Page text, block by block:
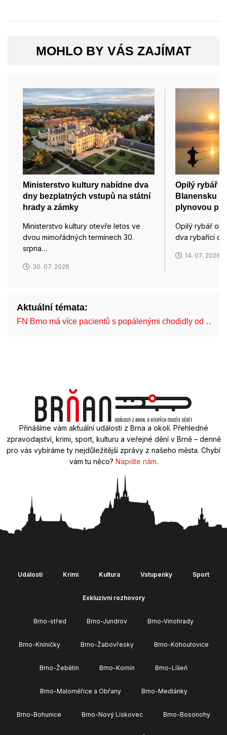
MOHLO BY VÁS ZAJÍMAT
Ministerstvo kultury nabídne dva
dny bezplatných vstupů na státní
hrady a zámky
Ministerstvo kultury otevře letos ve
dvou mimořádných termínech 30.
srpna…
30. 07. 2026
Opilý rybář
Blanensku
plynovou
Opilý rybář
dva rybařící
14. 07. 2026
Aktuální témata:
FN Brno má více pacientů s popálenými chodidly od …
Přinášíme vám aktuální události z Brna a okolí. Přehledné
zpravodajství, krimi, sport, kulturu a veřejné dění v Brně – denně
pro vás vybíráme ty nejdůležitější zprávy z našeho města. Chybí
vám tu něco? Napište nám.
Události Krimi Kultura Vstupenky Sport
Exkluzivní rozhovory
Brno-střed Brno-Jundrov Brno-Vinohrady
Brno-Kníničky Brno-Žabovřesky Brno-Kohoutovice
Brno-Žebětín Brno-Komín Brno-Líšeň
Brno-Maloměřice a Obřany Brno-Medlánky
Brno-Bohunice Brno-Nový Lískovec Brno-Bosonohy